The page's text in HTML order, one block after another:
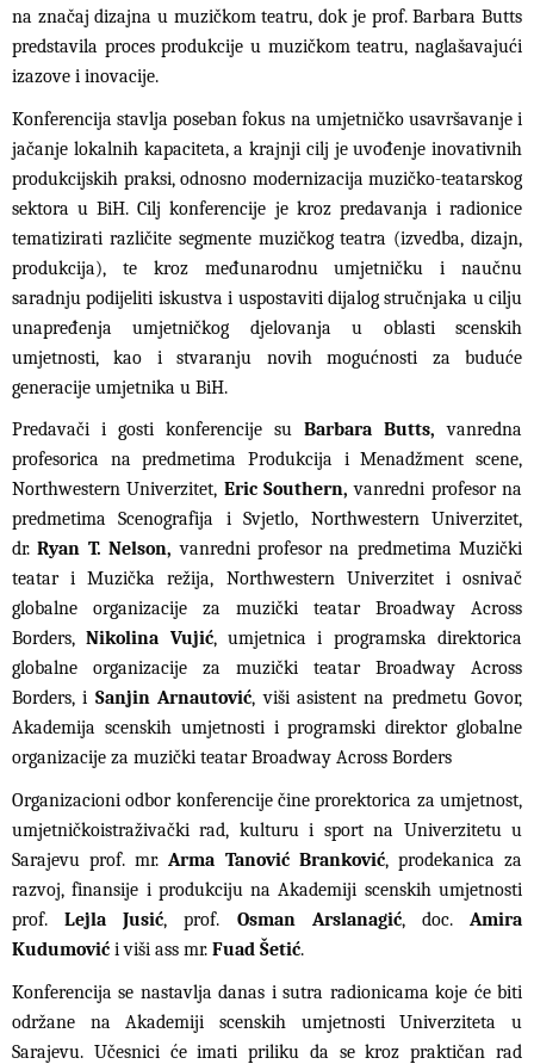
na značaj dizajna u muzičkom teatru, dok je prof. Barbara Butts
predstavila proces produkcije u muzičkom teatru, naglašavajući
izazove i inovacije.
Konferencija stavlja poseban fokus na umjetničko usavršavanje i
jačanje lokalnih kapaciteta, a krajnji cilj je uvođenje inovativnih
produkcijskih praksi, odnosno modernizacija muzičko-teatarskog
sektora u BiH. Cilj konferencije je kroz predavanja i radionice
tematizirati različite segmente muzičkog teatra (izvedba, dizajn,
produkcija), te kroz međunarodnu umjetničku i naučnu
saradnju podijeliti iskustva i uspostaviti dijalog stručnjaka u cilju
unapređenja umjetničkog djelovanja u oblasti scenskih
umjetnosti, kao i stvaranju novih mogućnosti za buduće
generacije umjetnika u BiH.
Predavači i gosti konferencije su Barbara Butts,vanredna
profesorica na predmetima Produkcija i Menadžment scene,
Northwestern Univerzitet, Eric Southern,vanredni profesor na
predmetima Scenografija i Svjetlo, Northwestern Univerzitet,
dr.Ryan T. Nelson,vanredni profesor na predmetima Muzički
teatar i Muzička režija, Northwestern Univerzitet i osnivač
globalne organizacije za muzički teatar Broadway Across
Borders,Nikolina Vujić, umjetnica i programska direktorica
globalne organizacije za muzički teatar Broadway Across
Borders, i Sanjin Arnautović, viši asistent na predmetu Govor,
Akademija scenskih umjetnosti i programski direktor globalne
organizacije za muzički teatar Broadway Across Borders
Organizacioni odbor konferencije čine prorektorica za umjetnost,
umjetničkoistraživački rad, kulturu i sport na Univerzitetu u
Sarajevu prof. mr.Arma Tanović Branković, prodekanica za
razvoj, finansije i produkciju na Akademiji scenskih umjetnosti
prof.Lejla Jusić, prof. Osman Arslanagić, doc.Amira
Kudumović i viši ass mr. Fuad Šetić.
Konferencija se nastavlja danas i sutra radionicama koje će biti
održane na Akademiji scenskih umjetnosti Univerziteta u
Sarajevu. Učesnici će imati priliku da se kroz praktičan rad